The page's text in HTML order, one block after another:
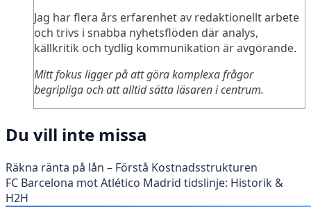
Jag har flera års erfarenhet av redaktionellt arbete
och trivs i snabba nyhetsflöden där analys,
källkritik och tydlig kommunikation är avgörande.
Mitt fokus ligger på att göra komplexa frågor
begripliga och att alltid sätta läsaren i centrum.
Du vill inte missa
Räkna ränta på lån – Förstå Kostnadsstrukturen
FC Barcelona mot Atlético Madrid tidslinje: Historik &
H2H